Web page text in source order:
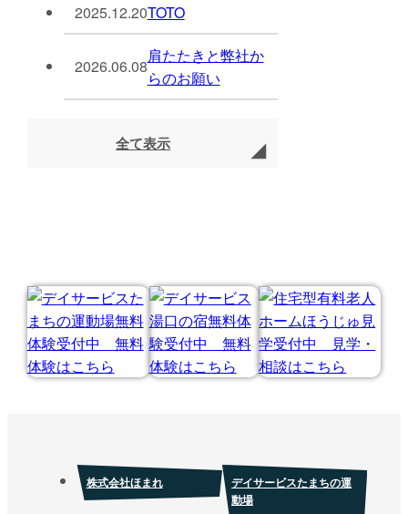
2025.12.20TOTO
2026.06.08
肩たたきと弊社か
らのお願い
全て表示
株式会社ほまれ
デイサービスたまちの運
動場